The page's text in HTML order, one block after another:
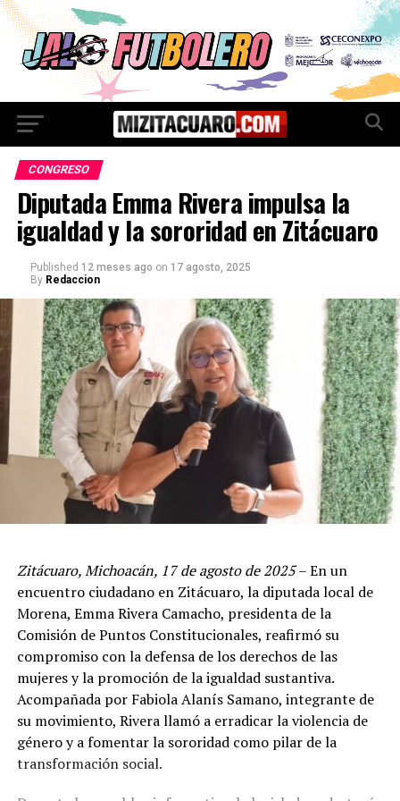
CONGRESO
Diputada Emma Rivera impulsa la
igualdad y la sororidad en Zitácuaro
Published 12 meses ago on 17 agosto, 2025
By Redaccion
Zitácuaro, Michoacán, 17 de agosto de 2025– En un
encuentro ciudadano en Zitácuaro, la diputada local de
Morena, Emma Rivera Camacho, presidenta de la
Comisión de Puntos Constitucionales, reafirmó su
compromiso con la defensa de los derechos de las
mujeres y la promoción de la igualdad sustantiva.
Acompañada por Fabiola Alanís Samano, integrante de
su movimiento, Rivera llamó a erradicar la violencia de
género y a fomentar la sororidad como pilar de la
transformación social.